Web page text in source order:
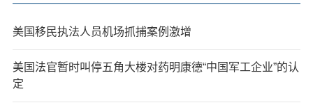
美国移民执法人员机场抓捕案例激增
美国法官暂时叫停五角大楼对药明康德“中国军工企业”的认
定